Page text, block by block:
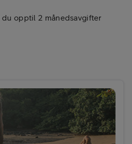
du opptil 2 månedsavgifter